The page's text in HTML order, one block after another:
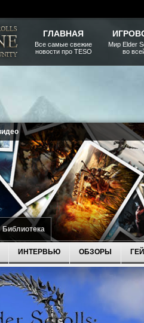
Библиотека
ИНТЕРВЬЮ ОБЗОРЫ
ГЛАВНАЯ
Все самые свежие
новости про TESO
Мир Elder
во